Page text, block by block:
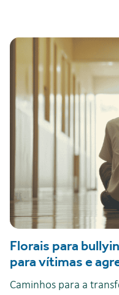
Florais para
para vítimas e
Caminhos para a